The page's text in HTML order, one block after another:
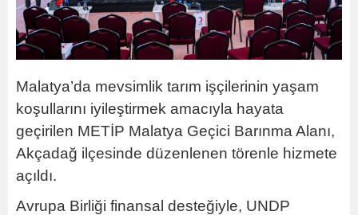
Malatya’da mevsimlik tarım işçilerinin yaşam
koşullarını iyileştirmek amacıyla hayata
geçirilen METİP Malatya Geçici Barınma Alanı,
Akçadağ ilçesinde düzenlenen törenle hizmete
açıldı.
Avrupa Birliği finansal desteğiyle, UNDP